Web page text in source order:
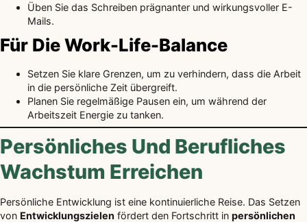
Üben Sie das Schreiben prägnanter und wirkungsvoller E-
Mails.
Für Die Work-Life-Balance
Setzen Sie klare Grenzen, um zu verhindern, dass die Arbeit
in die persönliche Zeit übergreift.
Planen Sie regelmäßige Pausen ein, um während der
Arbeitszeit Energie zu tanken.
Persönliches Und Berufliches
Wachstum Erreichen
Persönliche Entwicklung ist eine kontinuierliche Reise. Das Setzen
von Entwicklungszielen fördert den Fortschritt in persönlichen